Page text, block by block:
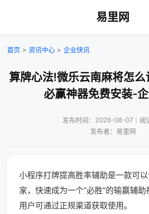
易里网
首页 > 资讯中心 > 企业快讯
算牌心法!微乐云南麻将怎么
必赢神器免费安装-
发布时间：2026-08-07｜阅
发布者：易里网
小程序打牌提高胜率辅助是一款可
家，快速成为一个“必胜”的输赢辅
用户可通过正规渠道获取使用。